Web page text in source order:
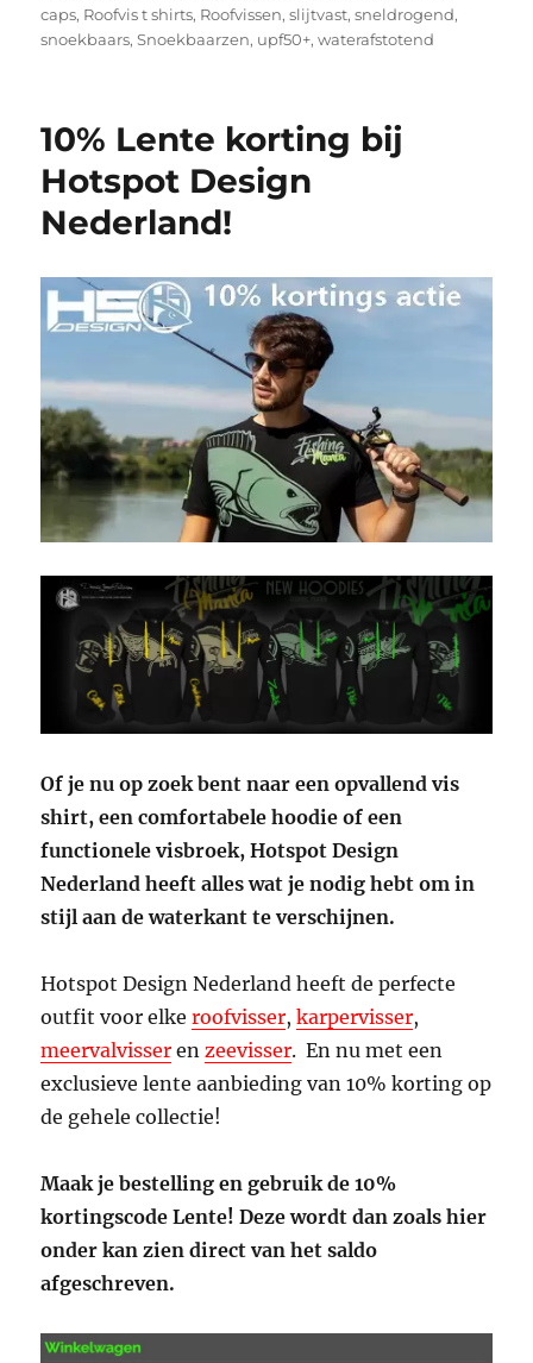
caps, Roofvis t shirts, Roofvissen,slijtvast,sneldrogend,
snoekbaars,Snoekbaarzen, upf50+,waterafstotend
10% Lente korting bij
Hotspot Design
Nederland!
Of je nu op zoek bent naar een opvallend vis
shirt, een comfortabele hoodie of een
functionele visbroek, Hotspot Design
Nederland heeft alles wat je nodig hebt om in
stijl aan de waterkant te verschijnen.
Hotspot Design Nederland heeft de perfecte
outfit voor elkeroofvisser,karpervisser,
meervalvisser en zeevisser. En nu met een
exclusieve lente aanbieding van 10% korting op
de gehele collectie!
Maak je bestelling en gebruik de 10%
kortingscode Lente! Deze wordt dan zoals hier
onder kan zien direct van het saldo
afgeschreven.